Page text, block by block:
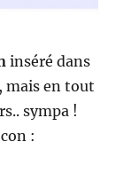
inséré dans
mais en tout
sympa !
: